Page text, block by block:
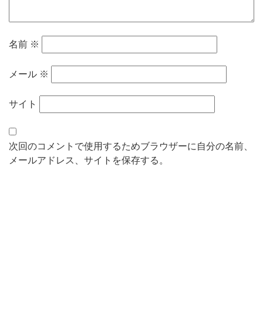
名前 ※
メール ※
サイト
次回のコメントで使用するためブラウザーに自分の名前、
メールアドレス、サイトを保存する。